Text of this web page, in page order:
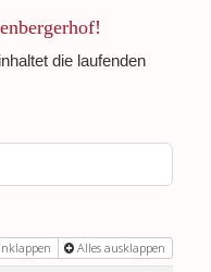
die laufenden
Alles ausklappen